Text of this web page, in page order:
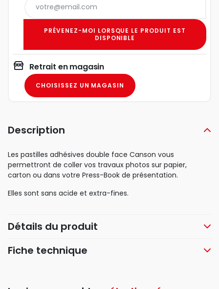
PRÉVENEZ-MOI LORSQUE LE PRODUIT EST
DISPONIBLE
Retrait en magasin
CHOISISSEZ UN MAGASIN
Description
Les pastilles adhésives double face Canson vous
permettront de coller vos travaux photos sur papier,
carton ou dans votre Press-Book de présentation.
Elles sont sans acide et extra-fines.
Détails du produit
Fiche technique